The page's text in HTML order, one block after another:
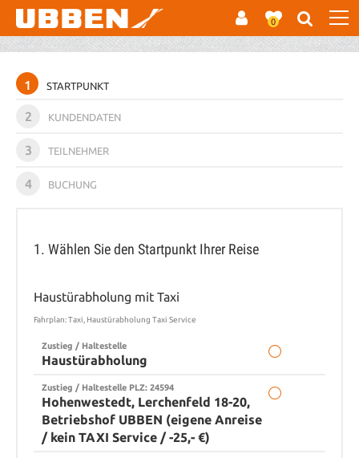
0
1 STARTPUNKT
2 KUNDENDATEN
3 TEILNEHMER
4 BUCHUNG
1. Wählen Sie den Startpunkt Ihrer Reise
Haustürabholung mit Taxi
Fahrplan: Taxi, Haustürabholung Taxi Service
Zustieg / Haltestelle
Haustürabholung
Zustieg / Haltestelle PLZ: 24594
Hohenwestedt, Lerchenfeld 18-20,
Betriebshof UBBEN (eigene Anreise
/ kein TAXI Service / -25,- €)